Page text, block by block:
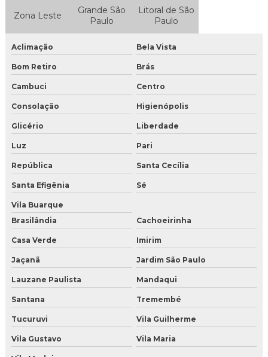
Distribuidora de gelo seco
Empresa de gelo seco
Gelo seco
Gelo seco a venda
Onde encontrar gelo seco em sp
Gelo seco sp
Gelo seco onde vende
Gelo seco onde comprar sp
Loja de gelo seco
Comprar gelo seco
Comprar gelo seco online
Comprar gelo seco para drinks
Comprar gelo seco para festas
Zona Leste
Grande São
Paulo
Litoral de São
Paulo
Aclimação Bela Vista
Bom Retiro Brás
Cambuci Centro
Consolação Higienópolis
Glicério Liberdade
Luz Pari
República Santa Cecília
Santa Efigênia Sé
Vila Buarque
Brasilândia
Cachoeirinha
Casa Verde Imirim
Jaçanã Jardim São Paulo
Lauzane Paulista Mandaqui
Santana Tremembé
Tucuruvi Vila Guilherme
Vila Gustavo Vila Maria